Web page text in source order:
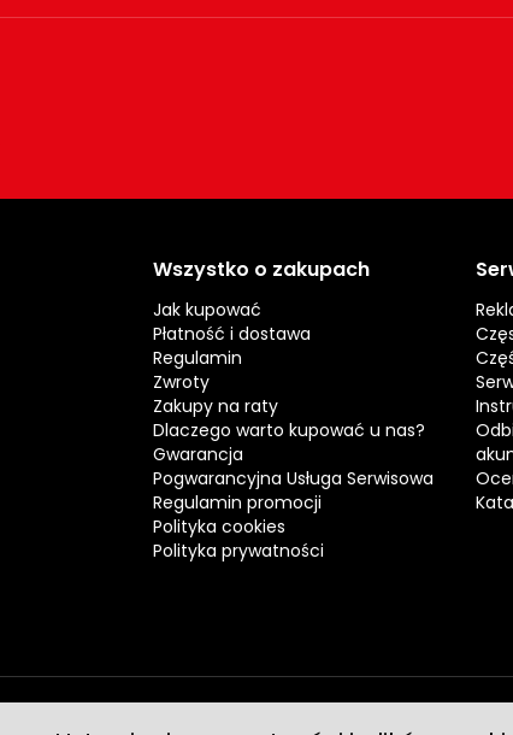
Wszystko o zakupach
Jak kupować
Płatność i dostawa
Regulamin
Zwroty
Zakupy na raty
Dlaczego warto kupować u nas?
Gwarancja
Pogwarancyjna Usługa Serwisowa
Regulamin promocji
Polityka cookies
Polityka prywatności